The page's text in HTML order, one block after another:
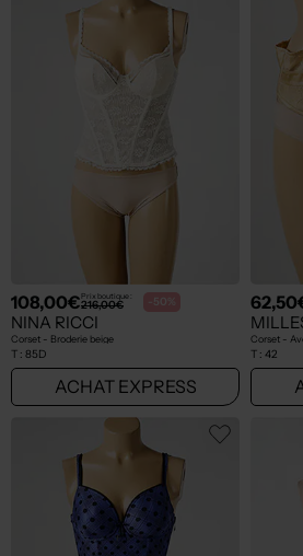
108,00€Prix boutique :
216,00€ -50%
NINA RICCI
Corset - Broderie beige
T : 85D
ACHAT EXPRESS
Corset -
T : 42